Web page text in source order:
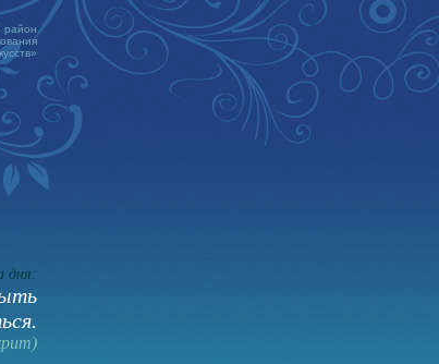
район
дня: